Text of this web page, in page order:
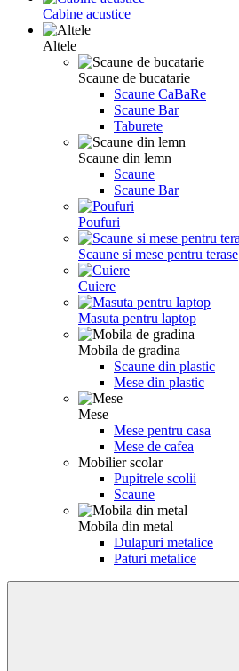
Cabine acustice
Altele
Scaune de bucatarie
Scaune CaBaRe
Scaune Bar
Taburete
Scaune din lemn
Scaune
Scaune Bar
Poufuri
Scaune si mese pentru terase
Cuiere
Masuta pentru laptop
Mobila de gradina
Scaune din plastic
Mese din plastic
Mese
Mese pentru casa
Mese de cafea
Mobilier scolar
Pupitrele scolii
Scaune
Mobila din metal
Dulapuri metalice
Paturi metalice